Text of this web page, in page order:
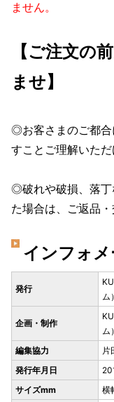
ません。
【ご注文の
ませ】
◎お客さまのご都合
すことご理解いただ
◎破れや破損、落丁
た場合は、ご返品
インフォ
発行
ム）
企画・制作
ム）
編集協力
片
発行年月日
サイズmm
横